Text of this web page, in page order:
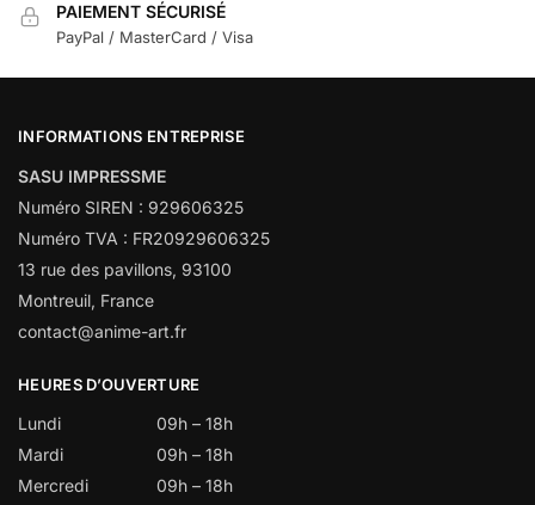
PAIEMENT SÉCURISÉ
PayPal / MasterCard / Visa
INFORMATIONS ENTREPRISE
SASU IMPRESSME
Numéro SIREN : 929606325
Numéro TVA : FR20929606325
13 rue des pavillons, 93100
Montreuil, France
contact@anime-art.fr
HEURES D’OUVERTURE
Lundi
09h – 18h
Mardi
09h – 18h
Mercredi
09h – 18h